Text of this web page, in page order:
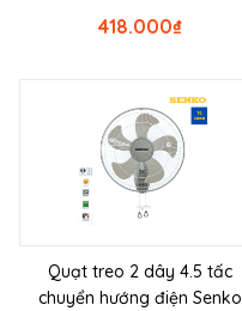
₫
418.000
Quạt treo 2 dây 4.5 tấc
chuyển hướng điện Senko